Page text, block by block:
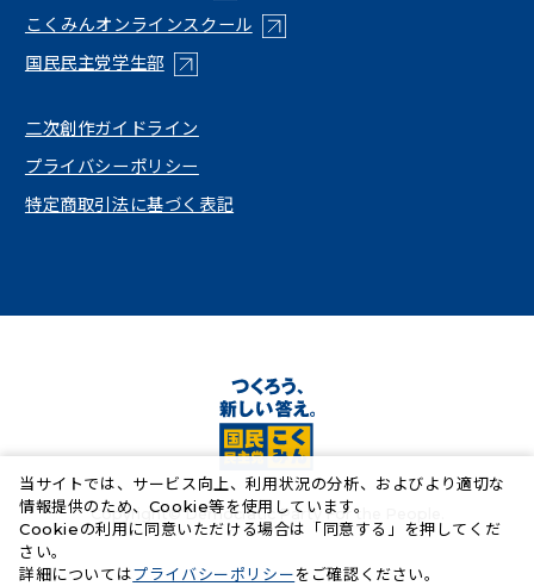
こくみんオンラインスクール（新しいタブで開く）
国民民主党学生部（新しいタブで開く）
二次創作ガイドライン
プライバシーポリシー
特定商取引法に基づく表記
Copyright© Democratic Party For the People.
当サイトでは、サービス向上、利用状況の分析、およびより適切な
情報提供のため、Cookie等を使用しています。
Cookieの利用に同意いただける場合は「同意する」を押してくだ
さい。
詳細についてはプライバシーポリシー（新しいタブで開く）
をご確認ください。